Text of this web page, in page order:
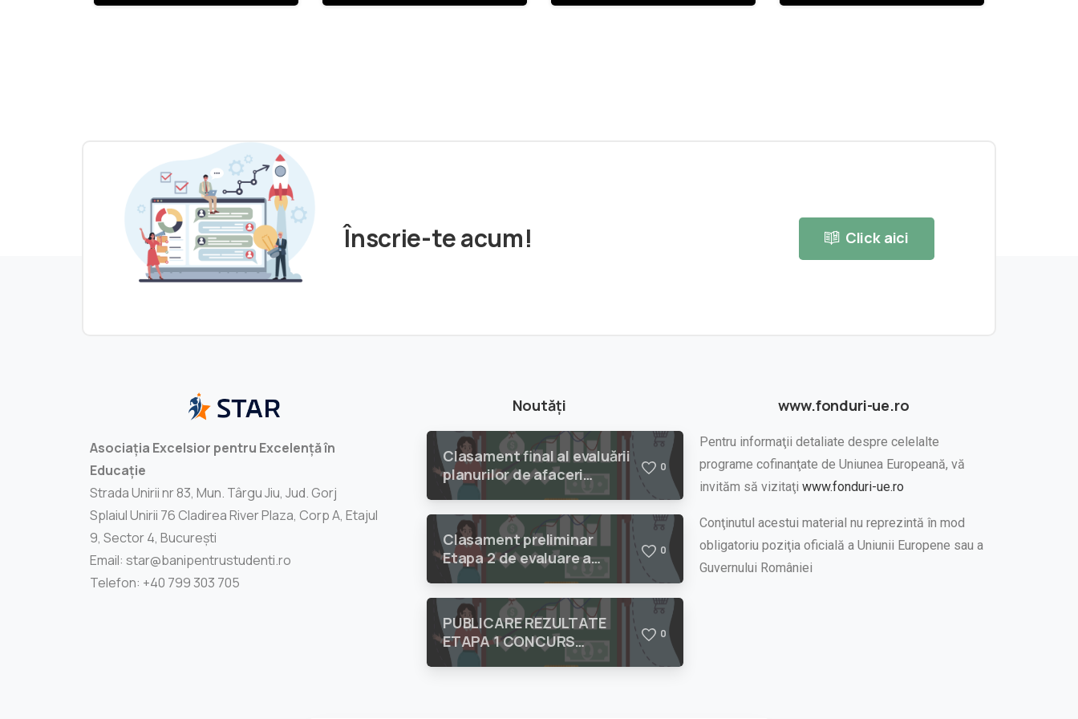
Înscrie-te acum! Click aici
Asociația Excelsior pentru Excelență în
Educație
Strada Unirii nr 83, Mun. Târgu Jiu, Jud. Gorj
Splaiul Unirii 76 Cladirea River Plaza, Corp A, Etajul
9, Sector 4, București
Email: star@banipentrustudenti.ro
Telefon: +40 799 303 705
Noutăți
Clasament final al evaluării
planurilor de afaceri
depuse în cadrul
proiectului „STAR: Sprijin
activ pentru Tinerii
Antreprenori din Regiunea
Sud-Vest Oltenia”
0
Clasament preliminar
Etapa 2 de evaluare a
planurilor de afaceri
depuse în cadrul
proiectului „STAR: Sprijin
activ pentru Tinerii
Antreprenori din Regiunea
Sud-Vest Oltenia”
0
PUBLICARE REZULTATE
ETAPA 1 CONCURS
PLANURI DE AFACERI
0
www.fonduri-ue.ro
Pentru informaţii detaliate despre celelalte
programe cofinanţate de Uniunea Europeană, vă
invităm să vizitaţi www.fonduri-ue.ro
Conţinutul acestui material nu reprezintă în mod
obligatoriu poziţia oficială a Uniunii Europene sau a
Guvernului României